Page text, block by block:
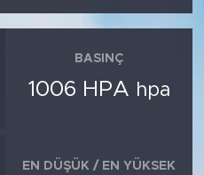
BASINÇ
1006 HPA hpa
EN DÜŞÜK / EN YÜKSEK